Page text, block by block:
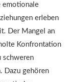
emotionale
erleben
Der Mangel an
Konfrontation
schweren
Dazu gehören